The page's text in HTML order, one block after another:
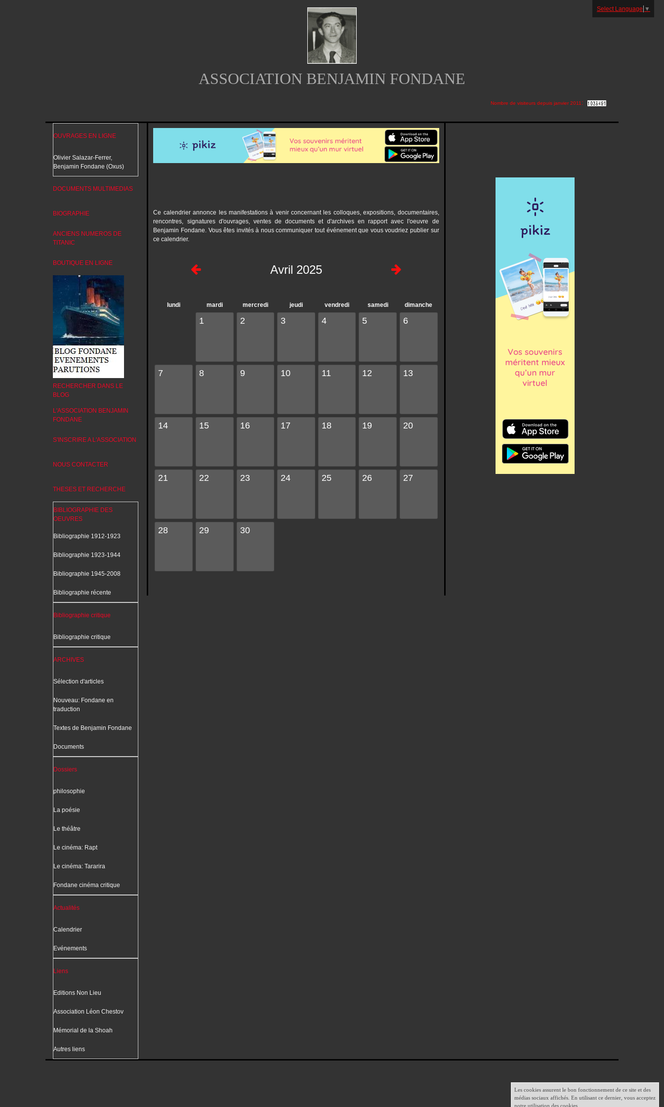
Select Language ▼
ASSOCIATION BENJAMIN FONDANE
Nombre de visiteurs depuis janvier 2011 :
OUVRAGES EN LIGNE
Olivier Salazar-Ferrer,
Benjamin Fondane (Oxus)
DOCUMENTS MULTIMEDIAS
BIOGRAPHIE
ANCIENS NUMEROS DE
TITANIC
BOUTIQUE EN LIGNE
RECHERCHER DANS LE
BLOG
L'ASSOCIATION BENJAMIN
FONDANE
S'INSCRIRE A L'ASSOCIATION
NOUS CONTACTER
THESES ET RECHERCHE
BIBLIOGRAPHIE DES
OEUVRES
Bibliographie 1912-1923
Bibliographie 1923-1944
Bibliographie 1945-2008
Bibliographie récente
Bibliographie critique
Bibliographie critique
ARCHIVES
Sélection d'articles
Nouveau: Fondane en
traduction
Textes de Benjamin Fondane
Documents
Dossiers
philosophie
La poésie
Le théâtre
Le cinéma: Rapt
Le cinéma: Tararira
Fondane cinéma critique
Actualités
Calendrier
Evénements
Liens
Editions Non Lieu
Association Léon Chestov
Mémorial de la Shoah
Autres liens
Ce calendrier annonce les manifestations à venir concernant les colloques, expositions, documentaires,
rencontres, signatures d'ouvrages, ventes de documents et d'archives en rapport avec l'oeuvre de
Benjamin Fondane. Vous êtes invités à nous communiquer tout événement que vous voudriez publier sur
ce calendrier.
Avril 2025
lundi mardi mercredi jeudi vendredi samedi dimanche
1 2 3 4 5 6
7 8 9 10 11 12 13
14 15 16 17 18 19 20
21 22 23 24 25 26 27
28 29 30
Les cookies assurent le bon fonctionnement de ce site et des
médias sociaux affichés. En utilisant ce dernier, vous acceptez
notre utilisation des cookies.